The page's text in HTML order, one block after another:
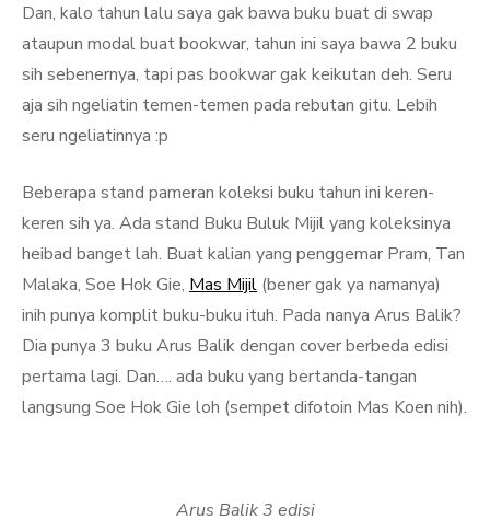
Dan, kalo tahun lalu saya gak bawa buku buat di swap
ataupun modal buat bookwar, tahun ini saya bawa 2 buku
sih sebenernya, tapi pas bookwar gak keikutan deh. Seru
aja sih ngeliatin temen-temen pada rebutan gitu. Lebih
seru ngeliatinnya :p
Beberapa stand pameran koleksi buku tahun ini keren-
keren sih ya. Ada stand Buku Buluk Mijil yang koleksinya
heibad banget lah. Buat kalian yang penggemar Pram, Tan
Malaka, Soe Hok Gie, Mas Mijil (bener gak ya namanya)
inih punya komplit buku-buku ituh. Pada nanya Arus Balik?
Dia punya 3 buku Arus Balik dengan cover berbeda edisi
pertama lagi. Dan…. ada buku yang bertanda-tangan
langsung Soe Hok Gie loh (sempet difotoin Mas Koen nih).
Arus Balik 3 edisi